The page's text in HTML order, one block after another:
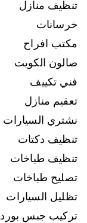
تنظيف منازل
خرسانات
مكتب افراح
صالون الكويت
فني تكييف
تعقيم منازل
نشتري السيارات
تنظيف دكتات
تنظيف طباخات
تصليح طباخات
تظليل السيارات
تركيب جبس بورد